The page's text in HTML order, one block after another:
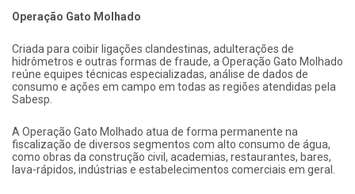
Operação Gato Molhado
Criada para coibir ligações clandestinas, adulterações de
hidrômetros e outras formas de fraude, a Operação Gato Molhado
reúne equipes técnicas especializadas, análise de dados de
consumo e ações em campo em todas as regiões atendidas pela
Sabesp.
A Operação Gato Molhado atua de forma permanente na
fiscalização de diversos segmentos com alto consumo de água,
como obras da construção civil, academias, restaurantes, bares,
lava-rápidos, indústrias e estabelecimentos comerciais em geral.